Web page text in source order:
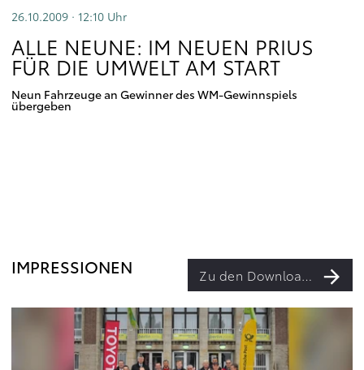
26.10.2009 · 12:10 Uhr
ALLE NEUNE: IM NEUEN PRIUS
FÜR DIE UMWELT AM START
Neun Fahrzeuge an Gewinner des WM-Gewinnspiels
übergeben
IMPRESSIONEN Zu den Downloads